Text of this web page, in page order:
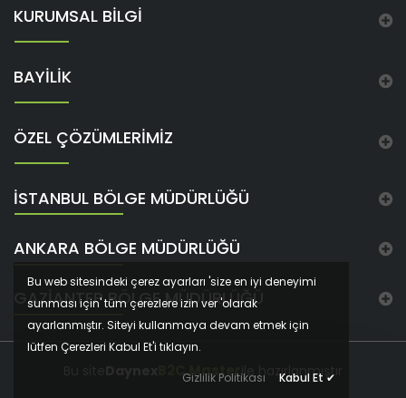
KURUMSAL BİLGİ
BAYİLİK
ÖZEL ÇÖZÜMLERİMİZ
İSTANBUL BÖLGE MÜDÜRLÜĞÜ
ANKARA BÖLGE MÜDÜRLÜĞÜ
GAZIANTEP BÖLGE MÜDÜRLÜĞÜ
B2C Masterile hazırlanmıştır
Bu web sitesindeki çerez ayarları 'size en iyi deneyimi
sunması için' tüm çerezlere izin ver 'olarak
ayarlanmıştır. Siteyi kullanmaya devam etmek için
lütfen Çerezleri Kabul Et'i tıklayın.
Gizlilik Politikası
Kabul Et ✔